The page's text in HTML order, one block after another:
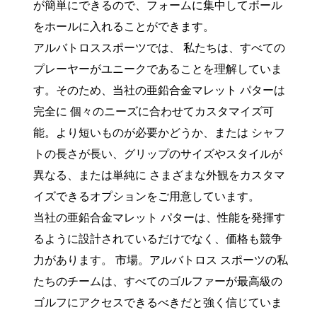
が簡単にできるので、フォームに集中してボール
をホールに入れることができます。
アルバトロススポーツでは、 私たちは、すべての
プレーヤーがユニークであることを理解していま
す。そのため、当社の亜鉛合金マレット パターは
完全に 個々のニーズに合わせてカスタマイズ可
能。より短いものが必要かどうか、または シャフ
トの長さが長い、グリップのサイズやスタイルが
異なる、または単純に さまざまな外観をカスタマ
イズできるオプションをご用意しています。
当社の亜鉛合金マレット パターは、性能を発揮す
るように設計されているだけでなく、価格も競争
力があります。 市場。アルバトロス スポーツの私
たちのチームは、すべてのゴルファーが最高級の
ゴルフにアクセスできるべきだと強く信じていま